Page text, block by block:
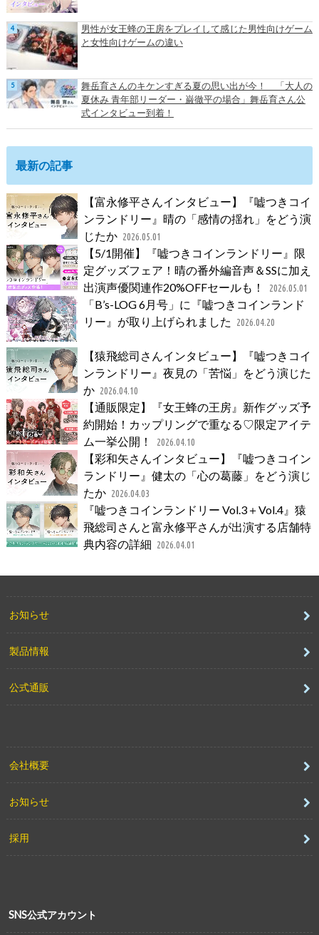
男性が女王蜂の王房をプレイして感じた男性向けゲーム
と女性向けゲームの違い
舞岳育さんのキケンすぎる夏の思い出が今！ 「大人の
夏休み 青年部リーダー・巌徹平の場合」舞岳育さん公
式インタビュー到着！
最新の記事
【富永修平さんインタビュー】『嘘つきコイ
ンランドリー』晴の「感情の揺れ」をどう演
じたか 2026.05.01
【5/1開催】『嘘つきコインランドリー』限
定グッズフェア！晴の番外編音声＆SSに加え
出演声優関連作20%OFFセールも！
2026.05.01
「B’s-LOG 6月号」に『嘘つきコインランド
リー』が取り上げられました
2026.04.20
【猿飛総司さんインタビュー】『嘘つきコイ
ンランドリー』夜見の「苦悩」をどう演じた
か 2026.04.10
【通販限定】『女王蜂の王房』新作グッズ予
約開始！カップリングで重なる♡限定アイテ
ム一挙公開！
2026.04.10
【彩和矢さんインタビュー】『嘘つきコイン
ランドリー』健太の「心の葛藤」をどう演じ
たか 2026.04.03
『嘘つきコインランドリー Vol.3＋Vol.4』猿
飛総司さんと富永修平さんが出演する店舗特
典内容の詳細 2026.04.01
お知らせ
製品情報
公式通販
会社概要
お知らせ
採用
SNS公式アカウント